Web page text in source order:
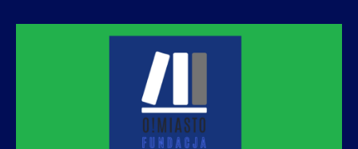
URBANIZACJI – PROMUJEMY I WSPIERAMY
ROZWÓJ MIAST I MIEJSKICH WSPÓLNOT.
O! MIASTO